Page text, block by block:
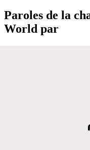
Paroles de la
World par